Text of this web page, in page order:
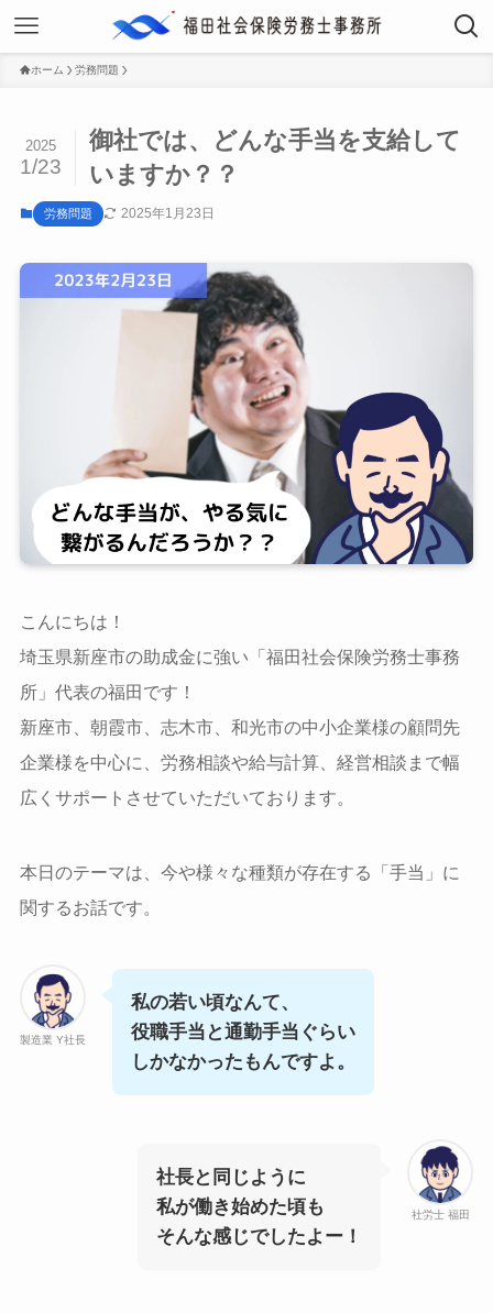
ホーム 労務問題
御社では、どんな手当を支給して
いますか？？
2025
1/23
労務問題 2025年1月23日
こんにちは！
埼玉県新座市の助成金に強い「福田社会保険労務士事務
所」代表の福田です！
新座市、朝霞市、志木市、和光市の中小企業様の顧問先
企業様を中心に、労務相談や給与計算、経営相談まで幅
広くサポートさせていただいております。
本日のテーマは、今や様々な種類が存在する「手当」に
関するお話です。
製造業 Y社長
私の若い頃なんて、
役職手当と通勤手当ぐらい
しかなかったもんですよ。
社労士 福田
社長と同じように
私が働き始めた頃も
そんな感じでしたよー！